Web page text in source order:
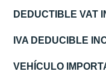
DEDUCTIBLE VAT
IVA DEDUCIBLE
VEHÍCULO